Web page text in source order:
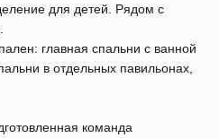
для детей. Рядом с
главная спальни с ванной
в отдельных павильонах,
команда